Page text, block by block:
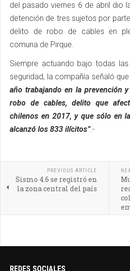
del pasado viernes 6 de abril dio
detención de tres sujetos por
delito de robo de cables en
comuna de Pirque.
Siempre actuando bajo todas
seguridad, la compañía señaló que
año trabajando en la prevención
robo de cables, delito que
chilenos en 2017, y que sólo en
alcanzó los 833 ilícitos”.-
PREVIOUS ARTICLE
Sismo 4.6 se registró en
la zona central del país
REDES SOCIALES